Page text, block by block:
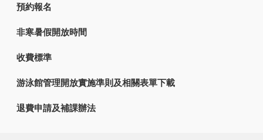
預約報名
非寒暑假開放時間
收費標準
游泳館管理開放實施準則及相關表單下載
退費申請及補課辦法